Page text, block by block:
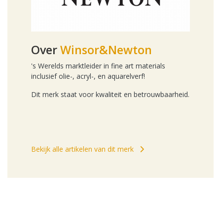
OverWinsor&Newton
's Werelds marktleider in fine art materials
inclusief olie-, acryl-, en aquarelverf!
Dit merk staat voor kwaliteit en betrouwbaarheid.
Bekijk alle artikelen van dit merk